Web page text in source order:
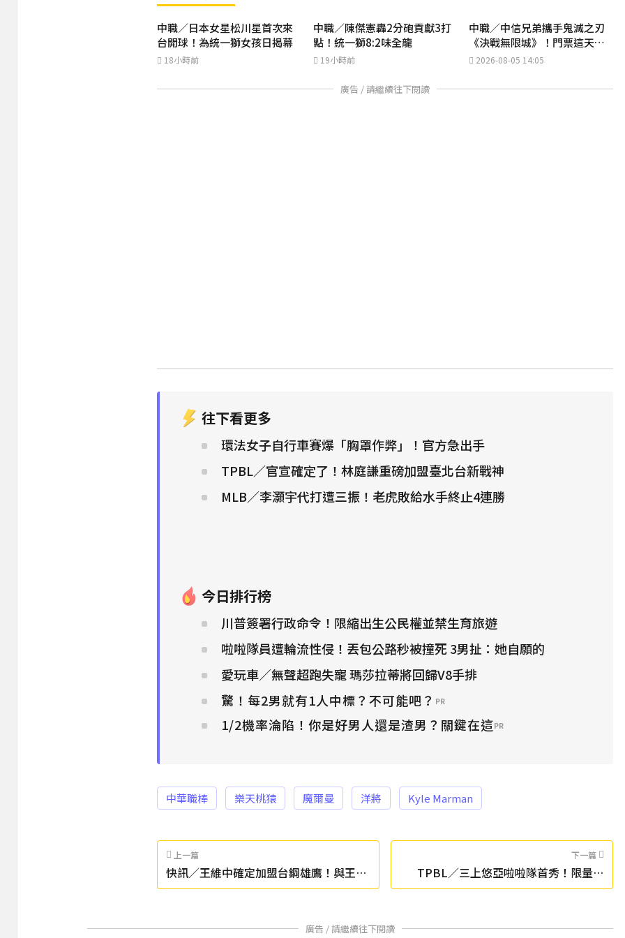
中職／日本女星松川星首次來
台開球！為統一獅女孩日揭幕
18小時前
中職／陳傑憲轟2分砲貢獻3打
點！統一獅8:2味全龍
19小時前
中職／中信兄弟攜手鬼滅之刃
《決戰無限城》！門票這天開
搶2026-08-05 14:05
廣告 / 請繼續往下閱讀
往下看更多
環法女子自行車賽爆「胸罩作弊」！官方急出手
TPBL／官宣確定了！林庭謙重磅加盟臺北台新戰神
MLB／李灝宇代打遭三振！老虎敗給水手終止4連勝
今日排行榜
川普簽署行政命令！限縮出生公民權並禁生育旅遊
啦啦隊員遭輪流性侵！丟包公路秒被撞死 3男扯：她自願的
愛玩車／無聲超跑失寵 瑪莎拉蒂將回歸V8手排
驚！每2男就有1人中標？不可能吧？ PR
1/2機率淪陷！你是好男人還是渣男？關鍵在這PR
中華職棒 樂天桃猿 魔爾曼 洋將 Kyle Marman
上一篇
快訊／王維中確定加盟台鋼雄鷹！與王躍
霖再組鷹雄兄弟檔
下一篇
TPBL／三上悠亞啦啦隊首秀！限量商
品、拍照會資訊一次看
廣告 / 請繼續往下閱讀